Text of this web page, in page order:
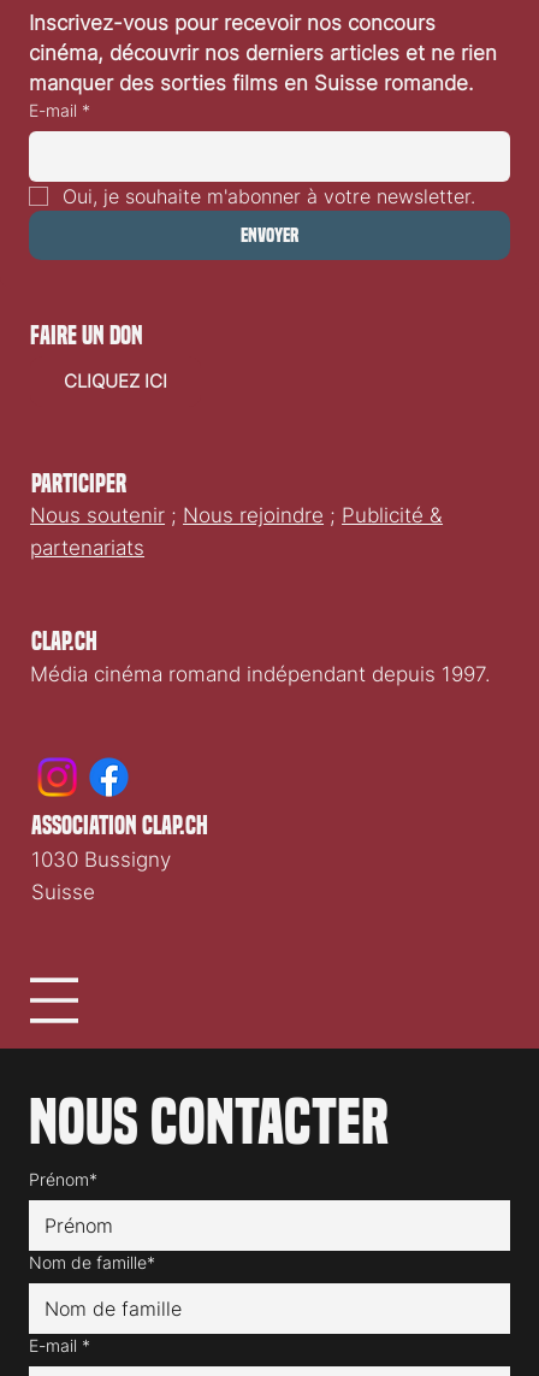
Inscrivez-vous pour recevoir nos concours
cinéma, découvrir nos derniers articles et ne rien
manquer des sorties films en Suisse romande.
E-mail *
Oui, je souhaite m'abonner à votre newsletter.
Envoyer
Clap.ch
Média cinéma romand indépendant depuis 1997.
Participer
Nous soutenir ; Nous rejoindre ; Publicité &
partenariats
Nous contacter
Prénom*
Nom de famille*
E-mail *
faire un don
CLIQUEZ ICI
association clap.ch
1030 Bussigny
Suisse